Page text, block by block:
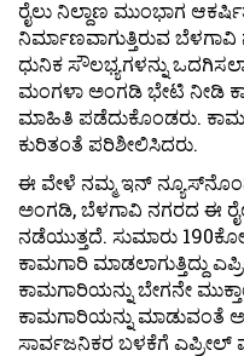
ರೈಲು ನಿಲ್ದಾಣ ಮುಂಭಾಗ
ನಿರ್ಮಾಣವಾಗುತ್ತಿರುವ ಬೆಳಗಾವಿ
ಧುನಿಕ ಸೌಲಭ್ಯಗಳನ್ನು
ಮಂಗಳಾ ಅಂಗಡಿ ಭೇಟಿ ನೀಡಿ
ಮಾಹಿತಿ ಪಡೆದುಕೊಂಡರು.
ಕುರಿತಂತೆ ಪರಿಶೀಲಿಸಿದರು.
ಈ ವೇಳೆ ನಮ್ಮ ಇನ್
ಅಂಗಡಿ, ಬೆಳಗಾವಿ ನಗರದ ಈ
ನಡೆಯುತ್ತದೆ. ಸುಮಾರು
ಕಾಮಗಾರಿ ಮಾಡಲಾಗುತ್ತಿದ್ದು
ಕಾಮಗಾರಿಯನ್ನು ಬೇಗನೇ
ಕಾಮಗಾರಿಯನ್ನು ಮಾಡುವಂತೆ
ಸಾರ್ವಜನಿಕರ ಬಳಕೆಗೆ ಎಪ್ರೀಲ್